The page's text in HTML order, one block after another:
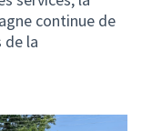
continue de
de la